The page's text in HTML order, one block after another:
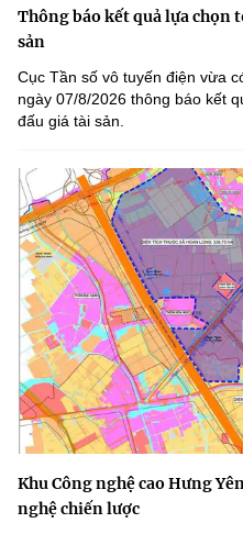
Thông báo kết quả lựa chọn
sản
Cục Tần số vô tuyến điện vừa
ngày 07/8/2026 thông báo kết
đấu giá tài sản.
Khu Công nghệ cao Hưng
nghệ chiến lược